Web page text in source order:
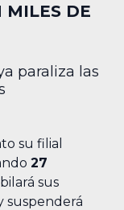
MILES DE
paraliza las
su filial
27
sus
suspenderá